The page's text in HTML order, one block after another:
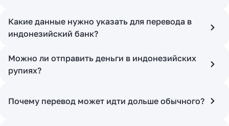
Какие данные нужно указать для перевода в
индонезийский банк?
Можно ли отправить деньги в индонезийских
рупиях?
Почему перевод может идти дольше обычного?